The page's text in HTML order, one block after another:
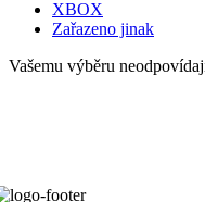
XBOX
Zařazeno jinak
Vašemu výběru